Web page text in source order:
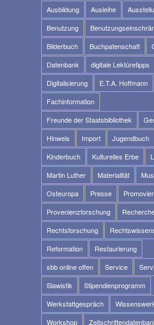
Ausbildung Ausleihe
Benutzung
Bilderbuch
Buchpatenschaft
Datenbank
digitale Lektüretipps
Digitalisierung
E.T.A. Hoffmann
Fachinformation
Freunde der Staatsbibliothek
Hinweis
Import
Jugendbuch
Kinderbuch
Kulturelles Erbe
Martin Luther
Materialität
Osteuropa
Presse
Provenienzforschung
Rechtsforschung
Reformation
Restaurierung
sbb online offen
Service
Slawistik
Stipendienprogramm
Werkstattgespräch
Workshop